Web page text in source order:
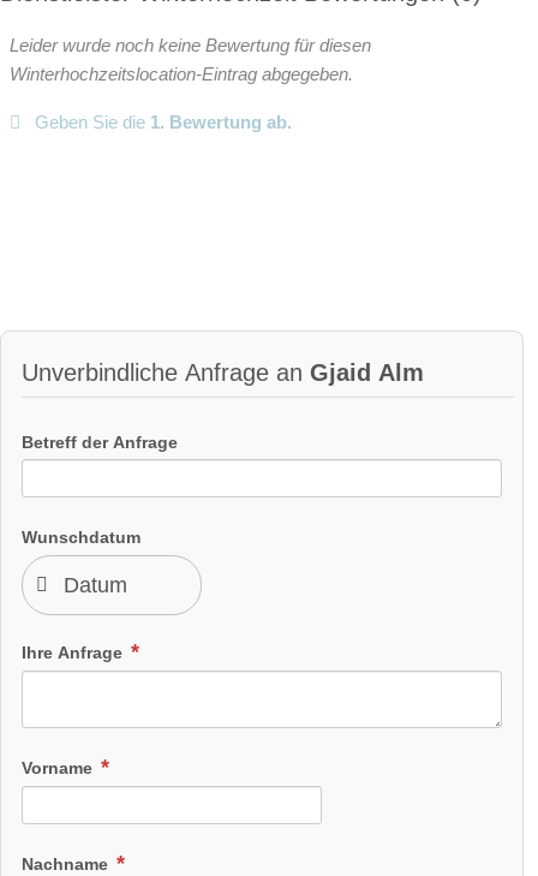
Video
Video der Location
instagram
Leider wurde noch keine Bewertung für diesen
Winterhochzeitslocation-Eintrag abgegeben.
Geben Sie die 1. Bewertung ab.
Unverbindliche Anfrage an Gjaid Alm
Betreff der Anfrage
Wunschdatum
Ihre Anfrage
Vorname
Nachname